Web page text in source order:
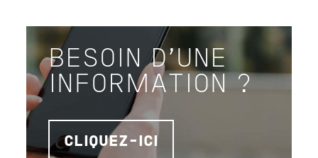
BESOIN D'UNE
INFORMATION ?
CLIQUEZ-ICI